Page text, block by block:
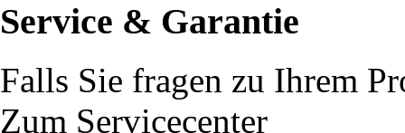
Service & Garantie
Falls Sie fragen zu Ihrem
Zum Servicecenter